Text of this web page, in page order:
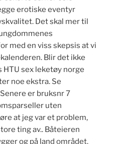
erotiske eventyr
Det skal mer til
med en viss skepsis at vi
Blir det ikke
sex leketøy norge
noe ekstra. Se
er bruksnr 7
uten
at jeg var et problem,
ting av.. Båteieren
og på land området.